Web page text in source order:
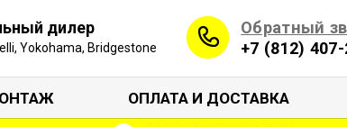
дилер
Yokohama, Bridgestone
Обратный
+7 (812)
ОПЛАТА И ДОСТАВКА